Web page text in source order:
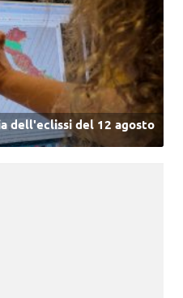
dell'eclissi del 12 agosto